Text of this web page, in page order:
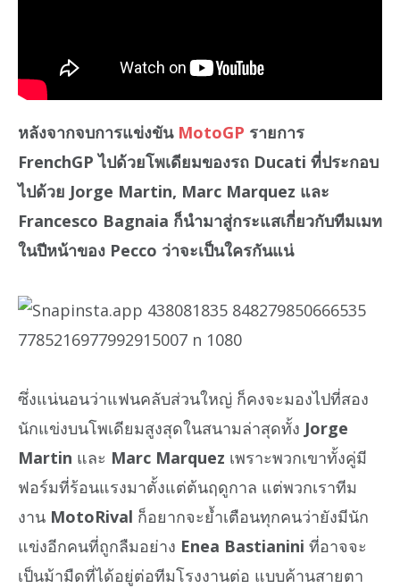
หลังจากจบการแข่งขัน MotoGP รายการ
FrenchGP ไปด้วยโพเดียมของรถ Ducati ที่ประกอบ
ไปด้วย Jorge Martin, Marc Marquez และ
Francesco Bagnaia ก็นำมาสู่กระแสเกี่ยวกับทีมเมท
ในปีหน้าของ Pecco ว่าจะเป็นใครกันแน่
ซึ่งแน่นอนว่าแฟนคลับส่วนใหญ่ ก็คงจะมองไปที่สอง
นักแข่งบนโพเดียมสูงสุดในสนามล่าสุดทั้ง Jorge
Martin และ Marc Marquez เพราะพวกเขาทั้งคู่มี
ฟอร์มที่ร้อนแรงมาตั้งแต่ต้นฤดูกาล แต่พวกเราทีม
งาน MotoRival ก็อยากจะย้ำเตือนทุกคนว่ายังมีนัก
แข่งอีกคนที่ถูกลืมอย่าง Enea Bastianini ที่อาจจะ
เป็นม้ามืดที่ได้อยู่ต่อทีมโรงงานต่อ แบบค้านสายตา